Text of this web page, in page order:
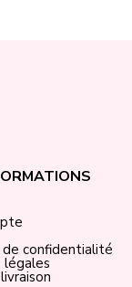
confidentialité
légales